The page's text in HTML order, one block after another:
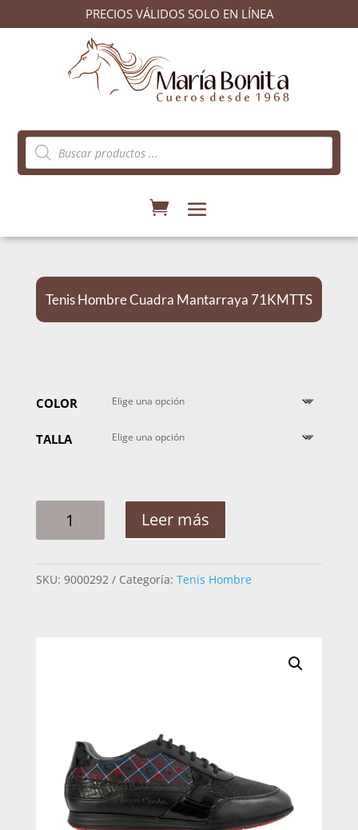
PRECIOS VÁLIDOS SOLO EN LÍNEA
Búsqueda
de
productos
Tenis Hombre Cuadra Mantarraya 71KMTTS
COLOR
TALLA
HOMBRE
71KMTTS
Leer más
SKU: 9000292 Categoría: Tenis Hombre